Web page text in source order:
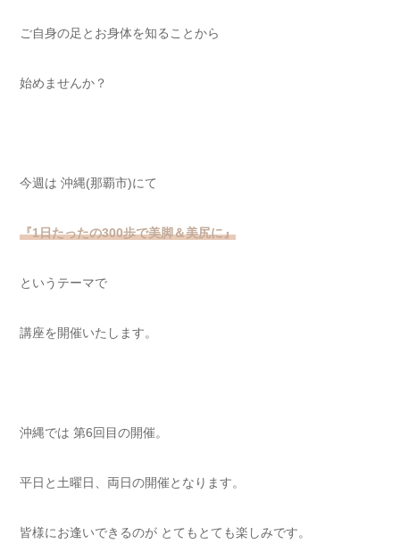
ご自身の足とお身体を知ることから
始めませんか？
今週は 沖縄(那覇市)にて
『1日たったの300歩で美脚＆美尻に』
というテーマで
講座を開催いたします。
沖縄では 第6回目の開催。
平日と土曜日、両日の開催となります。
皆様にお逢いできるのが とてもとても楽しみです。